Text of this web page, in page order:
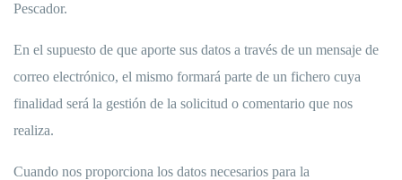
Pescador.
En el supuesto de que aporte sus datos a través de un mensaje de
correo electrónico, el mismo formará parte de un fichero cuya
finalidad será la gestión de la solicitud o comentario que nos
realiza.
Cuando nos proporciona los datos necesarios para la